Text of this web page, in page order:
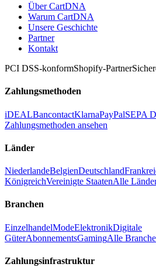
Über CartDNA
Warum CartDNA
Unsere Geschichte
Partner
Kontakt
PCI DSS-konformShopify-Partner
Zahlungsmethoden
iDEALBancontactKlarnaPayPalSEPA
Zahlungsmethoden ansehen
Länder
NiederlandeBelgienDeutschland
KönigreichVereinigte StaatenAlle
Branchen
EinzelhandelModeElektronikDigitale
GüterAbonnementsGamingAlle
Zahlungsinfrastruktur